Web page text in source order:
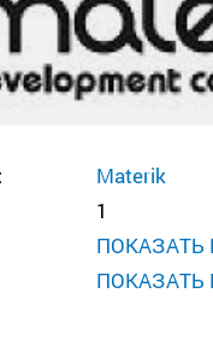
Materik
1
ПОКАЗАТЬ
ПОКАЗАТЬ